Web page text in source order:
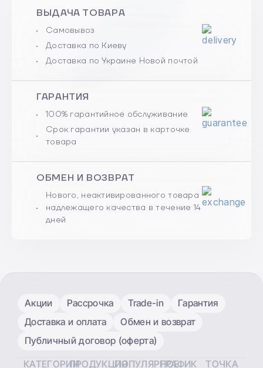
ВЫДАЧА ТОВАРА
Самовывоз
Доставка по Киеву
Доставка по Украине Новой почтой
ГАРАНТИЯ
100% гарантийное обслуживание
Срок гарантии указан в карточке
товара
ОБМЕН И ВОЗВРАТ
Нового, неактивированного товара
надлежащего качества в течение 14
дней
Акции Рассрочка Trade-in
Гарантия
Доставка и оплата
Обмен и возврат
Публичный договор (оферта)
КАТЕГОРИИПРОДУКЦИЯПОПУЛЯРНОЕГРАФИК
ТОЧКА